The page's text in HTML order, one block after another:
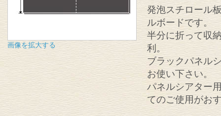
画像を拡大する
発泡スチロール
ルボードです。
半分に折って収
利。
ブラックパネル
お使い下さい。
パネルシアター
てのご使用がお